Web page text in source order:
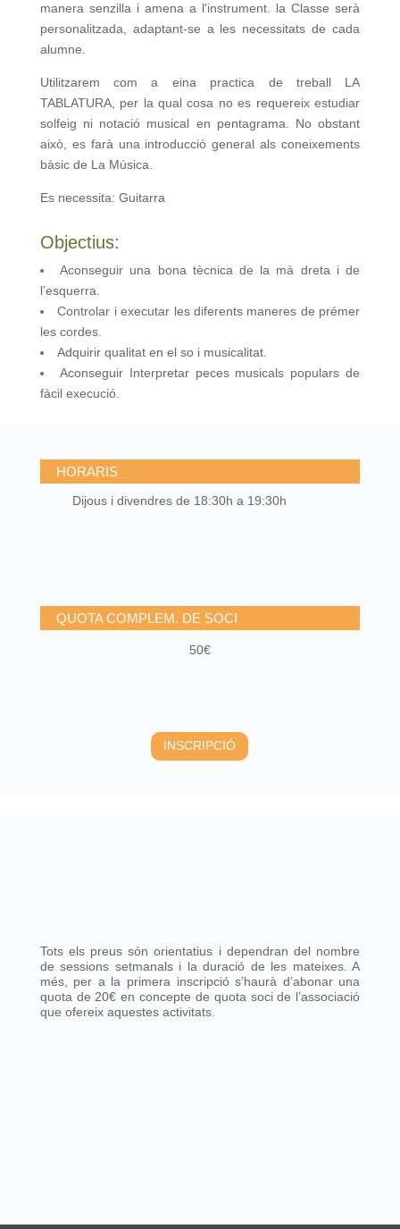
manera senzilla i amena a l'instrument. la Classe serà
personalitzada, adaptant-se a les necessitats de cada
alumne.
Utilitzarem com a eina practica de treball LA
TABLATURA, per la qual cosa no es requereix estudiar
solfeig ni notació musical en pentagrama. No obstant
això, es farà una introducció general als coneixements
bàsic de La Música.
Es necessita: Guitarra
Objectius:
Aconseguir una bona tècnica de la mà dreta i de
l’esquerra.
Controlar i executar les diferents maneres de prémer
les cordes.
Adquirir qualitat en el so i musicalitat.
Aconseguir Interpretar peces musicals populars de
fàcil execució.
HORARIS
Dijous i divendres de 18:30h a 19:30h
QUOTA COMPLEM. DE SOCI
50€
INSCRIPCIÓ
Tots els preus són orientatius i dependran del nombre
de sessions setmanals i la duració de les mateixes. A
més, per a la primera inscripció s’haurà d’abonar una
quota de 20€ en concepte de quota soci de l’associació
que ofereix aquestes activitats.